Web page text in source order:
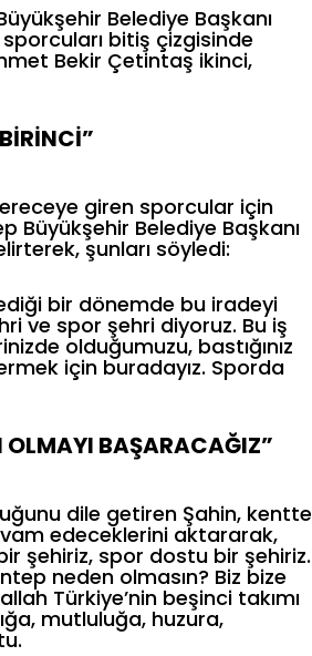
Belediye Başkanı
bitiş çizgisinde
Bekir Çetintaş ikinci,
giren sporcular için
Büyükşehir Belediye Başkanı
şunları söyledi:
bir dönemde bu iradeyi
ve spor şehri diyoruz. Bu iş
olduğumuzu, bastığınız
için buradayız. Sporda
OLMAYI BAŞARACAĞIZ”
dile getiren Şahin, kentte
edeceklerini aktararak,
şehiriz, spor dostu bir şehiriz.
neden olmasın? Biz bize
Türkiye’nin beşinci takımı
mutluluğa, huzura,